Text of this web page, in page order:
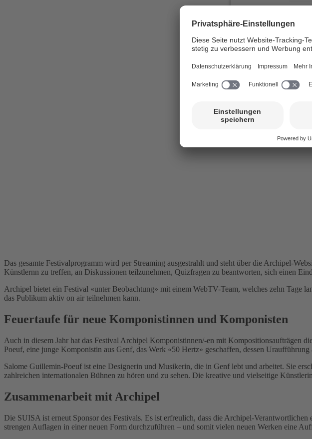
Das gesamte Festivalprogramm wird per Streaming ausgestrahlt und steht über die Archipel-
Künstlernn zu treffen, an Diskussionen teilzunehmen, Quizfragen zu beantworten, sich einen
Archipel bietet ein Festival «unter Beobachtung» mit einem WebTV-Team, welches zehn Tage
das Publikum aktiv on air teilnehmen kann.
Feuertaufe für neue Komponistinnen und Komponisten
Auch in diesem Jahr hat das Festival Archipel Komponistinnen/-en mit Kompositionsaufträgen
Poeuf, eine junge Komponistin aus Genf, das Werk «50 Hertz» geschaffen, dessen
Salome Guillemin-Poeuf ist eine Designerin und Musikerin, die in Genf lebt und arbeitet. Sie
zahlreichen internationalen Bühnen zu hören und zu sehen. Die kreative und vielseitige
Zusammenarbeit mit Archipel
Die SUISA ist erneut Sponsor des Festivals. Es ist erfreulich, dass die Archipel-
strengen Auflagen in einer neuen Form durchzuführen – und somit vielen neuen Werken eine